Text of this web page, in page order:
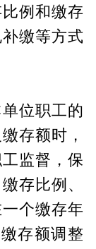
例和缴存
缴等方式
位职工的
存额时，
监督，保
存比例、
个缴存年
存额调整